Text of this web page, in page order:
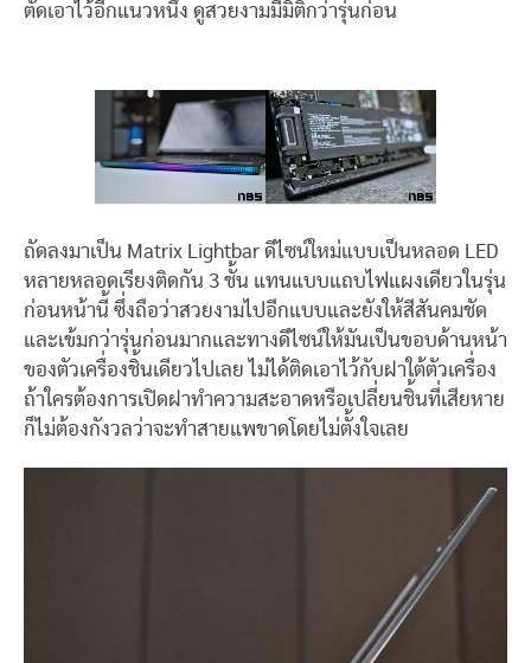
ตัดเอาไว้อีกแนวหนึ่ง ดูสวยงามมีมิติกว่ารุ่นก่อน
ถัดลงมาเป็น Matrix Lightbar ดีไซน์ใหม่แบบเป็นหลอด LED
หลายหลอดเรียงติดกัน 3 ชั้น แทนแบบแถบไฟแผงเดียวในรุ่น
ก่อนหน้านี้ ซึ่งถือว่าสวยงามไปอีกแบบและยังให้สีสันคมชัด
และเข้มกว่ารุ่นก่อนมากและทางดีไซน์ให้มันเป็นขอบด้านหน้า
ของตัวเครื่องชิ้นเดียวไปเลย ไม่ได้ติดเอาไว้กับฝาใต้ตัวเครื่อง
ถ้าใครต้องการเปิดฝาทำความสะอาดหรือเปลี่ยนชิ้นที่เสียหาย
ก็ไม่ต้องกังวลว่าจะทำสายแพขาดโดยไม่ตั้งใจเลย